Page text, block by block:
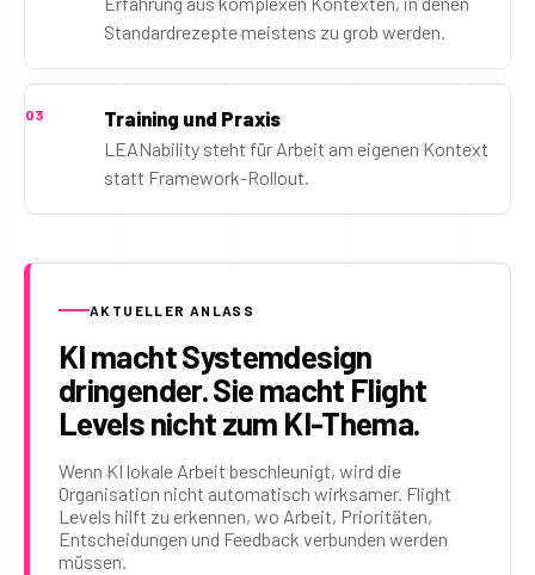
Standardrezepte meistens zu grob werden.
03 Training und Praxis
LEANability steht für Arbeit am eigenen Kontext
statt Framework-Rollout.
AKTUELLER ANLASS
KI macht Systemdesign
dringender. Sie macht Flight
Levels nicht zum KI-Thema.
Wenn KI lokale Arbeit beschleunigt, wird die
Organisation nicht automatisch wirksamer. Flight
Levels hilft zu erkennen, wo Arbeit, Prioritäten,
Entscheidungen und Feedback verbunden werden
müssen.